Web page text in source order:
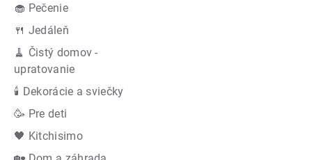
🧁 Pečenie
🍴 Jedáleň
🧹 Čistý domov -
upratovanie
🕯 Dekorácie a sviečky
🥳 Pre deti
🖤 Kitchisimo